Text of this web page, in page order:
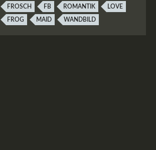
FROSCH FB ROMANTIK LOVE
FROG MAID WANDBILD